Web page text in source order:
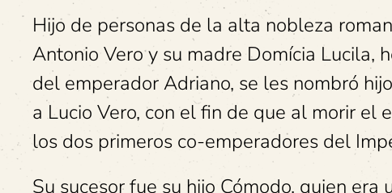
Hijo de personas de la alta nobleza
Antonio Vero y su madre Domícia Lucila,
del emperador Adriano, se les nombró
a Lucio Vero, con el fin de que al morir el
los dos primeros co-emperadores del
Su sucesor fue su hijo Cómodo, quien